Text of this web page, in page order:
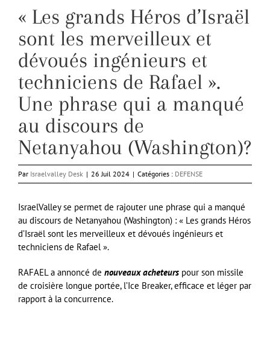
« Les grands Héros d’Israël
sont les merveilleux et
dévoués ingénieurs et
techniciens de Rafael ».
Une phrase qui a manqué
au discours de
Netanyahou (Washington)?
Par Israelvalley Desk | 26 Juil 2024 | Catégories : DEFENSE
IsraelValley se permet de rajouter une phrase qui a manqué
au discours de Netanyahou (Washington) : « Les grands Héros
d’Israël sont les merveilleux et dévoués ingénieurs et
techniciens de Rafael ».
RAFAEL a annoncé de nouveaux acheteurs pour son missile
de croisière longue portée, l’Ice Breaker, efficace et léger par
rapport à la concurrence.